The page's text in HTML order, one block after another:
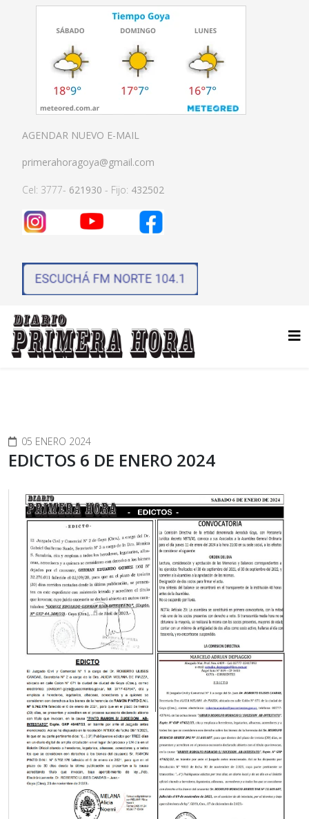
AGENDAR NUEVO E-MAIL
primerahoragoya@gmail.com
Cel: 3777- 621930 - Fijo: 432502
05 ENERO 2024
EDICTOS 6 DE ENERO 2024